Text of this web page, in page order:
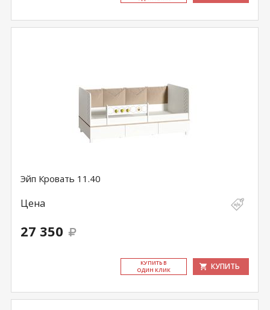
Эйп Кровать 11.40
Цена
27 350
КУ­ПИТЬ В
ОДИН КЛИК
КУПИТЬ